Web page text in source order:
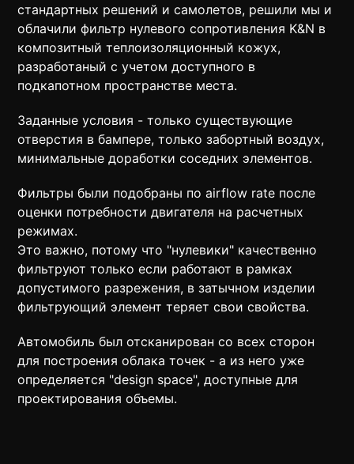
стандартных решений и самолетов, решили мы и
облачили фильтр нулевого сопротивления K&N в
композитный теплоизоляционный кожух,
разработаный с учетом доступного в
подкапотном пространстве места.
Заданные условия - только существующие
отверстия в бампере, только забортный воздух,
минимальные доработки соседних элементов.
Фильтры были подобраны по airflow rate после
оценки потребности двигателя на расчетных
режимах.
Это важно, потому что "нулевики" качественно
фильтруют только если работают в рамках
допустимого разрежения, в затычном изделии
фильтрующий элемент теряет свои свойства.
Автомобиль был отсканирован со всех сторон
для построения облака точек - а из него уже
определяется "design space", доступные для
проектирования объемы.